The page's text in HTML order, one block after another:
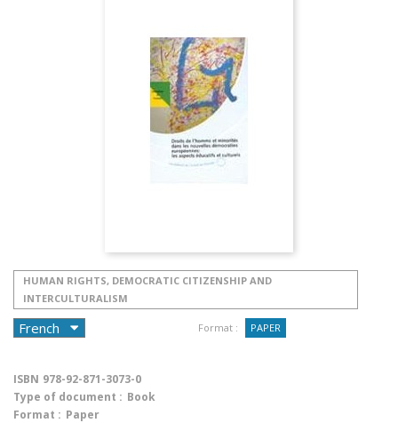
HUMAN RIGHTS, DEMOCRATIC CITIZENSHIP AND
INTERCULTURALISM
Format : PAPER
ISBN 978-92-871-3073-0
Type of document : Book
Format : Paper